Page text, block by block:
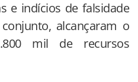
e indícios de falsidade
alcançaram o
mil de recursos